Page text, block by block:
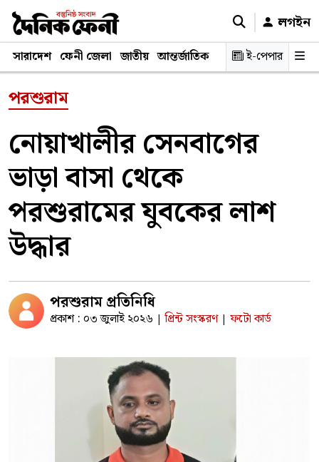
লগইন
সারাদেশ ফেনী জেলা জাতীয় আন্তর্জাতিক রাজনীতি স্বাস্থ্য শিক্ষা
ই-পেপার
পরশুরাম
নোয়াখালীর সেনবাগের
ভাড়া বাসা থেকে
পরশুরামের যুবকের লাশ
উদ্ধার
পরশুরাম প্রতিনিধি
প্রকাশ : ০৩ জুলাই ২০২৬ | প্রিন্ট সংস্করণ | ফটো কার্ড